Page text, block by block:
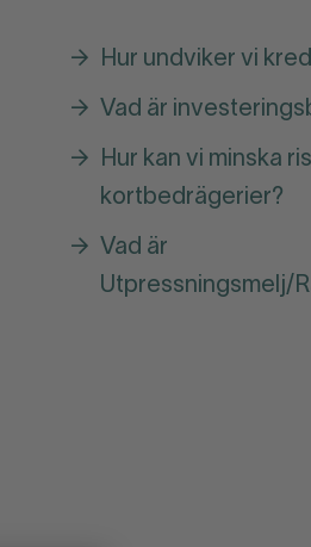
Hur undviker vi
Vad är
Hur kan vi minska
kortbedrägerier?
Vad är
Utpressningsmelj/